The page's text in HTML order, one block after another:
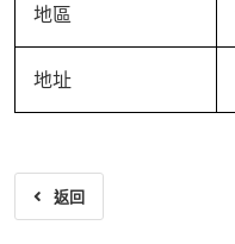
地區
地址
返回